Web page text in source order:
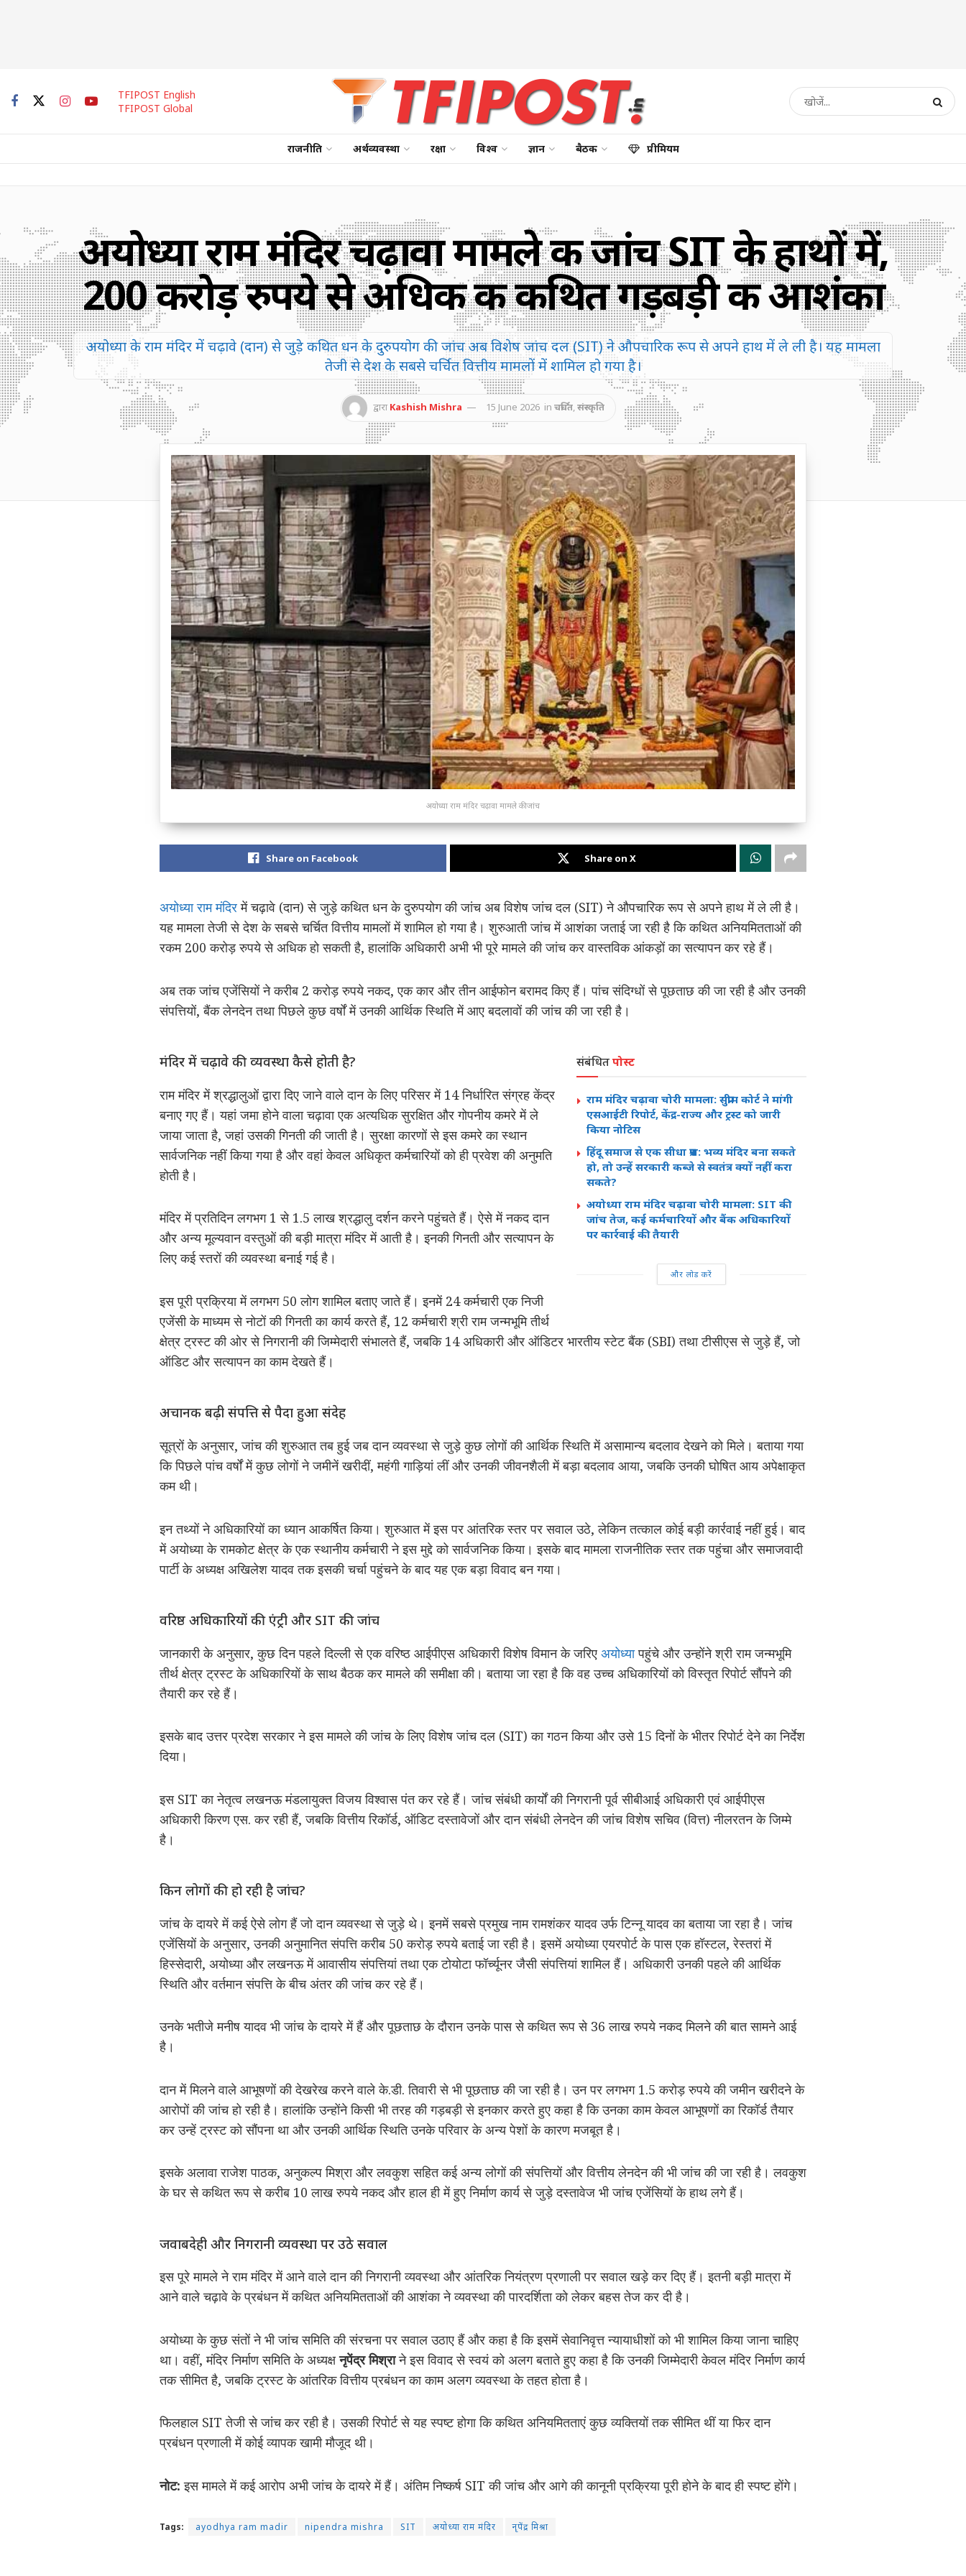
TFIPOST English
TFIPOST Global
राजनीति अर्थव्यवस्था रक्षा विश्व ज्ञान बैठक प्रीमियम
अयोध्या राम मंदिर चढ़ावा मामले की जांच SIT के हाथों में,
200 करोड़ रुपये से अधिक की कथित गड़बड़ी की आशंका
अयोध्या के राम मंदिर में चढ़ावे (दान) से जुड़े कथित धन के दुरुपयोग की जांच अब विशेष जांच दल (SIT) ने औपचारिक रूप से अपने हाथ में ले ली है। यह मामला
तेजी से देश के सबसे चर्चित वित्तीय मामलों में शामिल हो गया है।
द्वारा Kashish Mishra 15 June 2026 in चर्चित,संस्कृति
अयोध्या राम मंदिर चढ़ावा मामले की जांच
Share on Facebook Share on X
अयोध्या राम मंदिरमें चढ़ावे (दान) से जुड़े कथित धन के दुरुपयोग की जांच अब विशेष जांच दल (SIT) ने औपचारिक रूप से अपने हाथ में ले ली है।
यह मामला तेजी से देश के सबसे चर्चित वित्तीय मामलों में शामिल हो गया है। शुरुआती जांच में आशंका जताई जा रही है कि कथित अनियमितताओं की
रकम 200 करोड़ रुपये से अधिक हो सकती है, हालांकि अधिकारी अभी भी पूरे मामले की जांच कर वास्तविक आंकड़ों का सत्यापन कर रहे हैं।
अब तक जांच एजेंसियों ने करीब 2 करोड़ रुपये नकद, एक कार और तीन आईफोन बरामद किए हैं। पांच संदिग्धों से पूछताछ की जा रही है और उनकी
संपत्तियों, बैंक लेनदेन तथा पिछले कुछ वर्षों में उनकी आर्थिक स्थिति में आए बदलावों की जांच की जा रही है।
संबंधितपोस्ट
राम मंदिर चढ़ावा चोरी मामला: सुप्रीम कोर्ट ने मांगी
एसआईटी रिपोर्ट, केंद्र-राज्य और ट्रस्ट को जारी
किया नोटिस
हिंदू समाज से एक सीधा प्रश्न: भव्य मंदिर बना सकते
हो, तो उन्हें सरकारी कब्जे से स्वतंत्र क्यों नहीं करा
सकते?
अयोध्या राम मंदिर चढ़ावा चोरी मामला: SIT की
जांच तेज, कई कर्मचारियों और बैंक अधिकारियों
पर कार्रवाई की तैयारी
और लोड करें
मंदिर में चढ़ावे की व्यवस्था कैसे होती है?
राम मंदिर में श्रद्धालुओं द्वारा दिए जाने वाले दान के लिए परिसर में 14 निर्धारित संग्रह केंद्र
बनाए गए हैं। यहां जमा होने वाला चढ़ावा एक अत्यधिक सुरक्षित और गोपनीय कमरे में ले
जाया जाता है, जहां उसकी गिनती की जाती है। सुरक्षा कारणों से इस कमरे का स्थान
सार्वजनिक नहीं किया गया है और वहां केवल अधिकृत कर्मचारियों को ही प्रवेश की अनुमति
होती है।
मंदिर में प्रतिदिन लगभग 1 से 1.5 लाख श्रद्धालु दर्शन करने पहुंचते हैं। ऐसे में नकद दान
और अन्य मूल्यवान वस्तुओं की बड़ी मात्रा मंदिर में आती है। इनकी गिनती और सत्यापन के
लिए कई स्तरों की व्यवस्था बनाई गई है।
इस पूरी प्रक्रिया में लगभग 50 लोग शामिल बताए जाते हैं। इनमें 24 कर्मचारी एक निजी
एजेंसी के माध्यम से नोटों की गिनती का कार्य करते हैं, 12 कर्मचारी श्री राम जन्मभूमि तीर्थ
क्षेत्र ट्रस्ट की ओर से निगरानी की जिम्मेदारी संभालते हैं, जबकि 14 अधिकारी और ऑडिटर भारतीय स्टेट बैंक (SBI) तथा टीसीएस से जुड़े हैं, जो
ऑडिट और सत्यापन का काम देखते हैं।
अचानक बढ़ी संपत्ति से पैदा हुआ संदेह
सूत्रों के अनुसार, जांच की शुरुआत तब हुई जब दान व्यवस्था से जुड़े कुछ लोगों की आर्थिक स्थिति में असामान्य बदलाव देखने को मिले। बताया गया
कि पिछले पांच वर्षों में कुछ लोगों ने जमीनें खरीदीं, महंगी गाड़ियां लीं और उनकी जीवनशैली में बड़ा बदलाव आया, जबकि उनकी घोषित आय अपेक्षाकृत
कम थी।
इन तथ्यों ने अधिकारियों का ध्यान आकर्षित किया। शुरुआत में इस पर आंतरिक स्तर पर सवाल उठे, लेकिन तत्काल कोई बड़ी कार्रवाई नहीं हुई। बाद
में अयोध्या के रामकोट क्षेत्र के एक स्थानीय कर्मचारी ने इस मुद्दे को सार्वजनिक किया। इसके बाद मामला राजनीतिक स्तर तक पहुंचा और समाजवादी
पार्टी के अध्यक्ष अखिलेश यादव तक इसकी चर्चा पहुंचने के बाद यह एक बड़ा विवाद बन गया।
वरिष्ठ अधिकारियों की एंट्री और SIT की जांच
जानकारी के अनुसार, कुछ दिन पहले दिल्ली से एक वरिष्ठ आईपीएस अधिकारी विशेष विमान के जरिए अयोध्यापहुंचे और उन्होंने श्री राम जन्मभूमि
तीर्थ क्षेत्र ट्रस्ट के अधिकारियों के साथ बैठक कर मामले की समीक्षा की। बताया जा रहा है कि वह उच्च अधिकारियों को विस्तृत रिपोर्ट सौंपने की
तैयारी कर रहे हैं।
इसके बाद उत्तर प्रदेश सरकार ने इस मामले की जांच के लिए विशेष जांच दल (SIT) का गठन किया और उसे 15 दिनों के भीतर रिपोर्ट देने का निर्देश
दिया।
इस SIT का नेतृत्व लखनऊ मंडलायुक्त विजय विश्वास पंत कर रहे हैं। जांच संबंधी कार्यों की निगरानी पूर्व सीबीआई अधिकारी एवं आईपीएस
अधिकारी किरण एस. कर रही हैं, जबकि वित्तीय रिकॉर्ड, ऑडिट दस्तावेजों और दान संबंधी लेनदेन की जांच विशेष सचिव (वित्त) नीलरतन के जिम्मे
है।
किन लोगों की हो रही है जांच?
जांच के दायरे में कई ऐसे लोग हैं जो दान व्यवस्था से जुड़े थे। इनमें सबसे प्रमुख नाम रामशंकर यादव उर्फ टिन्नू यादव का बताया जा रहा है। जांच
एजेंसियों के अनुसार, उनकी अनुमानित संपत्ति करीब 50 करोड़ रुपये बताई जा रही है। इसमें अयोध्या एयरपोर्ट के पास एक हॉस्टल, रेस्तरां में
हिस्सेदारी, अयोध्या और लखनऊ में आवासीय संपत्तियां तथा एक टोयोटा फॉर्च्यूनर जैसी संपत्तियां शामिल हैं। अधिकारी उनकी पहले की आर्थिक
स्थिति और वर्तमान संपत्ति के बीच अंतर की जांच कर रहे हैं।
उनके भतीजे मनीष यादव भी जांच के दायरे में हैं और पूछताछ के दौरान उनके पास से कथित रूप से 36 लाख रुपये नकद मिलने की बात सामने आई
है।
दान में मिलने वाले आभूषणों की देखरेख करने वाले के.डी. तिवारी से भी पूछताछ की जा रही है। उन पर लगभग 1.5 करोड़ रुपये की जमीन खरीदने के
आरोपों की जांच हो रही है। हालांकि उन्होंने किसी भी तरह की गड़बड़ी से इनकार करते हुए कहा है कि उनका काम केवल आभूषणों का रिकॉर्ड तैयार
कर उन्हें ट्रस्ट को सौंपना था और उनकी आर्थिक स्थिति उनके परिवार के अन्य पेशों के कारण मजबूत है।
इसके अलावा राजेश पाठक, अनुकल्प मिश्रा और लवकुश सहित कई अन्य लोगों की संपत्तियों और वित्तीय लेनदेन की भी जांच की जा रही है। लवकुश
के घर से कथित रूप से करीब 10 लाख रुपये नकद और हाल ही में हुए निर्माण कार्य से जुड़े दस्तावेज भी जांच एजेंसियों के हाथ लगे हैं।
जवाबदेही और निगरानी व्यवस्था पर उठे सवाल
इस पूरे मामले ने राम मंदिर में आने वाले दान की निगरानी व्यवस्था और आंतरिक नियंत्रण प्रणाली पर सवाल खड़े कर दिए हैं। इतनी बड़ी मात्रा में
आने वाले चढ़ावे के प्रबंधन में कथित अनियमितताओं की आशंका ने व्यवस्था की पारदर्शिता को लेकर बहस तेज कर दी है।
अयोध्या के कुछ संतों ने भी जांच समिति की संरचना पर सवाल उठाए हैं और कहा है कि इसमें सेवानिवृत्त न्यायाधीशों को भी शामिल किया जाना चाहिए
था। वहीं, मंदिर निर्माण समिति के अध्यक्षनृपेंद्र मिश्राने इस विवाद से स्वयं को अलग बताते हुए कहा है कि उनकी जिम्मेदारी केवल मंदिर निर्माण कार्य
तक सीमित है, जबकि ट्रस्ट के आंतरिक वित्तीय प्रबंधन का काम अलग व्यवस्था के तहत होता है।
फिलहाल SIT तेजी से जांच कर रही है। उसकी रिपोर्ट से यह स्पष्ट होगा कि कथित अनियमितताएं कुछ व्यक्तियों तक सीमित थीं या फिर दान
प्रबंधन प्रणाली में कोई व्यापक खामी मौजूद थी।
नोट: इस मामले में कई आरोप अभी जांच के दायरे में हैं। अंतिम निष्कर्ष SIT की जांच और आगे की कानूनी प्रक्रिया पूरी होने के बाद ही स्पष्ट होंगे।
Tags: ayodhya ram madir nipendra mishra SIT अयोध्या राम मंदिर नृपेंद्र मिश्रा